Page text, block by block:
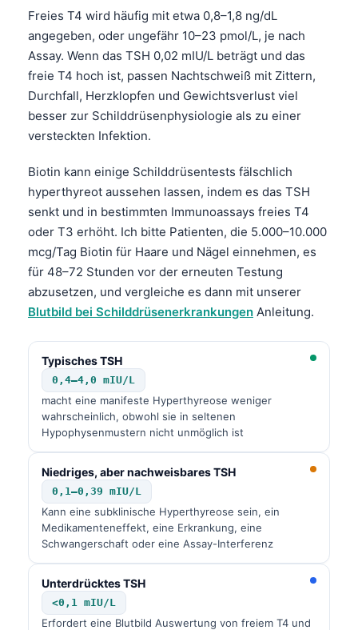
Freies T4 wird häufig mit etwa 0,8–1,8 ng/dL
angegeben, oder ungefähr 10–23 pmol/L, je nach
Assay. Wenn das TSH 0,02 mIU/L beträgt und das
freie T4 hoch ist, passen Nachtschweiß mit Zittern,
Durchfall, Herzklopfen und Gewichtsverlust viel
besser zur Schilddrüsenphysiologie als zu einer
versteckten Infektion.
Biotin kann einige Schilddrüsentests fälschlich
hyperthyreot aussehen lassen, indem es das TSH
senkt und in bestimmten Immunoassays freies T4
oder T3 erhöht. Ich bitte Patienten, die 5.000–10.000
mcg/Tag Biotin für Haare und Nägel einnehmen, es
für 48–72 Stunden vor der erneuten Testung
abzusetzen, und vergleiche es dann mit unserer
Blutbild bei Schilddrüsenerkrankungen Anleitung.
Typisches TSH
0,4–4,0 mIU/L
macht eine manifeste Hyperthyreose weniger
wahrscheinlich, obwohl sie in seltenen
Hypophysenmustern nicht unmöglich ist
Niedriges, aber nachweisbares TSH
0,1–0,39 mIU/L
Kann eine subklinische Hyperthyreose sein, ein
Medikamenteneffekt, eine Erkrankung, eine
Schwangerschaft oder eine Assay-Interferenz
Unterdrücktes TSH
<0,1 mIU/L
Erfordert eine Blutbild Auswertung von freiem T4 und
Íslenska
Српски језик
Svenska
Bosanski
Azərbaycan dili
Eesti
日本語
Čeština
ქართული
Русский
한국어
Slovenščina
Magyar
Shqip
বাংলা
اردو
मराठी
తెలుగు
தமிழ்
ગુજરાતી
ಕನ್ನಡ
മലയാളം